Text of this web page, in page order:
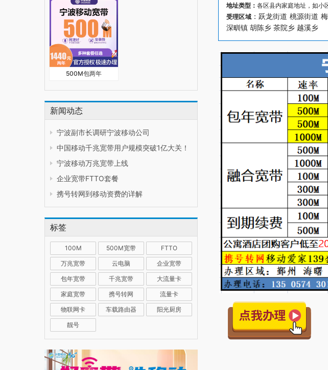
500M包两年
新闻动态
宁波副市长调研宁波移动公司
中国移动千兆宽带用户规模突破1亿大关！
宁波移动万兆宽带上线
企业宽带FTTO套餐
携号转网到移动资费的详解
标签
100M 500M宽带
FTTO
万兆宽带
云电脑
企业宽带
包年宽带
千兆宽带
大流量卡
家庭宽带
携号转网
流量卡
物联网卡
车载路由器
阳光厨房
靓号
地址类型： 各区县内家庭地址，如小
受理区域：跃龙街道 桃源街道
深甽镇 胡陈乡 茶院乡 越溪乡